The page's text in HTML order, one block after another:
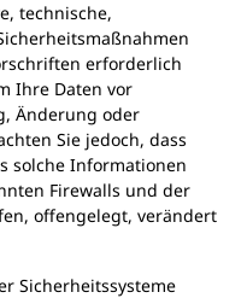
technische,
erforderlich
Ihre Daten vor
Änderung oder
Sie jedoch, dass
solche Informationen
Firewalls und der
offengelegt, verändert
Sicherheitssysteme